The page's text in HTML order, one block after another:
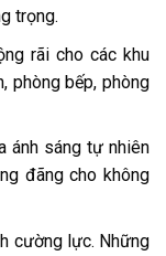
trọng.
rãi cho các khu
phòng bếp, phòng
ánh sáng tự nhiên
đãng cho không
cường lực. Những